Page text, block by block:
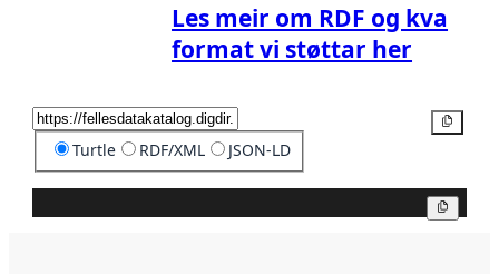
Les meir om RDF og kva
format vi støttar her
Turtle RDF/XML JSON-LD